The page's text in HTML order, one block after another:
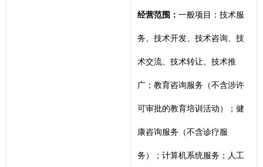
经营范围： 一般项目：技术服
务、技术开发、技术咨询、技
术交流、技术转让、技术推
广；教育咨询服务（不含涉许
可审批的教育培训活动）；健
康咨询服务（不含诊疗服
务）；计算机系统服务；人工